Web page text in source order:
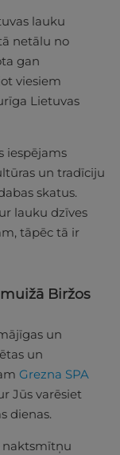
lauku
netālu no
gan
viesiem
Lietuvas
iespējams
un tradīciju
skatus.
lauku dzīves
tāpēc tā ir
Biržos
un
un
Grezna SPA
Jūs varēsiet
dienas.
naktsmītņu